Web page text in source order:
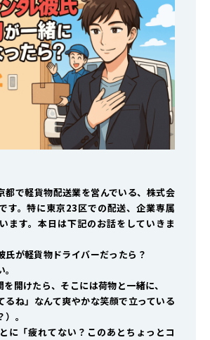
都で軽貨物配送業を営んでいる、株式会
す。特に東京23区での配送、企業専属
ます。本日は下記のお話をしていきま
氏が軽貨物ドライバーだったら？
を開けたら、そこには荷物と一緒に、
るね」なんて爽やかな笑顔で立っている
。
に「疲れてない？このあとちょっとコ